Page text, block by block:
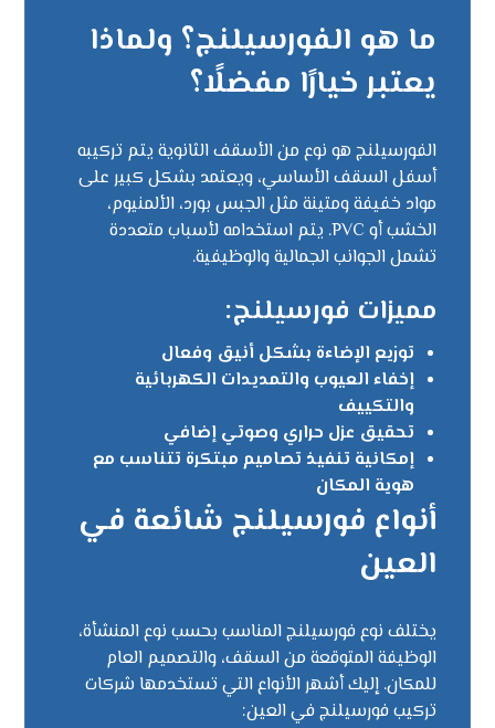
ما هو الفورسيلنج؟ ولماذا
يعتبر خيارًا مفضلًا؟
الفورسيلنج هو نوع من الأسقف الثانوية يتم تركيبه
أسفل السقف الأساسي، ويعتمد بشكل كبير على
مواد خفيفة ومتينة مثل الجبس بورد، الألمنيوم،
الخشب أو PVC. يتم استخدامه لأسباب متعددة
تشمل الجوانب الجمالية والوظيفية.
مميزات فورسيلنج:
توزيع الإضاءة بشكل أنيق وفعال
إخفاء العيوب والتمديدات الكهربائية
والتكييف
تحقيق عزل حراري وصوتي إضافي
إمكانية تنفيذ تصاميم مبتكرة تتناسب مع
هوية المكان
أنواع فورسيلنج شائعة في
العين
يختلف نوع فورسيلنج المناسب بحسب نوع المنشأة،
الوظيفة المتوقعة من السقف، والتصميم العام
للمكان. إليك أشهر الأنواع التي تستخدمها شركات
تركيب فورسيلنج في العين: